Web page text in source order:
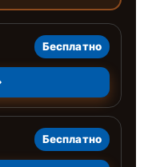
Бесплатно
Бесплатно